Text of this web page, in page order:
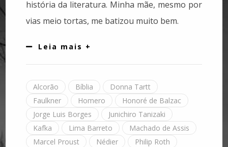
história da literatura. Minha mãe, mesmo por
vias meio tortas, me batizou muito bem.
Leia mais +
Alcorão Bíblia
Donna Tartt
Faulkner
Homero
Honoré de Balzac
Jorge Luis Borges
Junichiro Tanizaki
Kafka
Lima Barreto
Machado de Assis
Marcel Proust
Nédier
Philip Roth